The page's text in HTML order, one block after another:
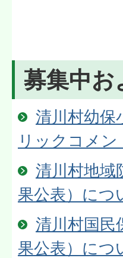
募集中お
清川村幼保
リックコメ
清川村地域
果公表）につ
清川村国民
果公表）につ